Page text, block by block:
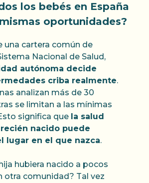
los bebés en España
oportunidades?
una cartera común de
Nacional de Salud,
autónoma decide
criba realmente.
analizan más de 30
se limitan a las mínimas
significa que la salud
nacido puede
lugar en el que nazca.
hubiera nacido a pocos
otra comunidad? Tal vez